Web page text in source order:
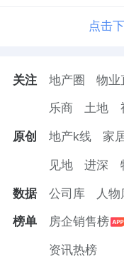
点击
关注 地产圈 物业
乐商 土地
原创 地产k线 家
见地 进深
数据 公司库 人物
榜单 房企销售榜
资讯热榜